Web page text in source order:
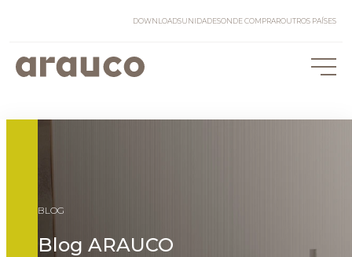
DOWNLOADSUNIDADESONDE COMPRAROUTROS PAÍSES
BLOG
Blog ARAUCO